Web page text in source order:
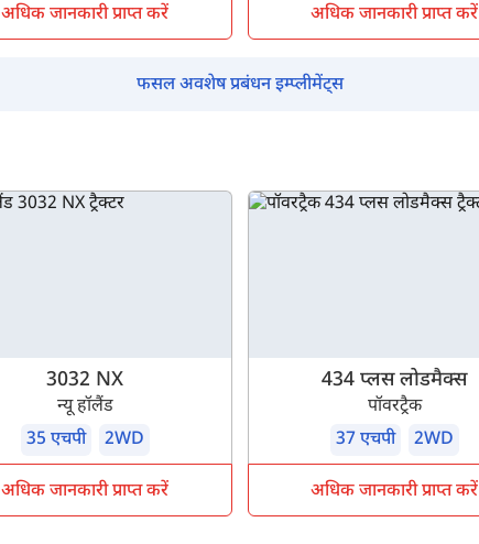
अधिक जानकारी प्राप्त करें
अधिक जानकारी प्राप्त करें
फसल अवशेष प्रबंधन इम्प्लीमेंट्स
3032 NX
न्यू हॉलैंड
35 एचपी
2WD
अधिक जानकारी प्राप्त करें
434 प्लस लोडमैक्स
पॉवरट्रैक
37 एचपी
2WD
अधिक जानकारी प्राप्त करें